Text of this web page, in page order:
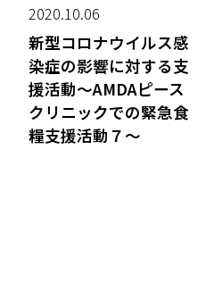
2020.10.06
新型コロナウイルス感
染症の影響に対する支
援活動～AMDAピース
クリニックでの緊急食
糧支援活動７～